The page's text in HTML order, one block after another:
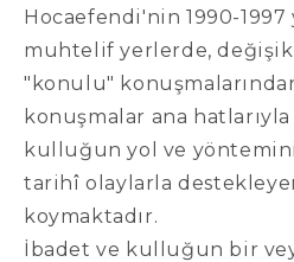
Hocaefendi'nin 1990-1997
muhtelif yerlerde, değişik
"konulu"
konuşmalar ana
kulluğun yol ve
tarihî olaylarla
koymaktadır.
İbadet ve kulluğun bir